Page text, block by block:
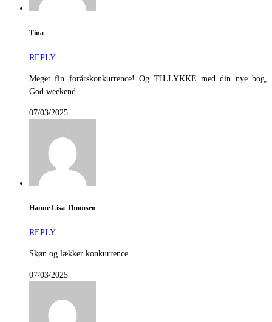
Tina
REPLY
Meget fin forårskonkurrence! Og TILLYKKE med din nye bog,
God weekend.
07/03/2025
Hanne Lisa Thomsen
REPLY
Skøn og lækker konkurrence
07/03/2025